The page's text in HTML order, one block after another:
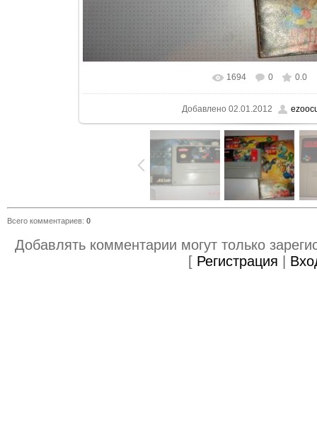
В реальном размере 1280x960
1694 0 0.0
Добавлено 02.01.2012
Всего комментариев: 0
Добавлять комментарии могут только
[ Регистрация